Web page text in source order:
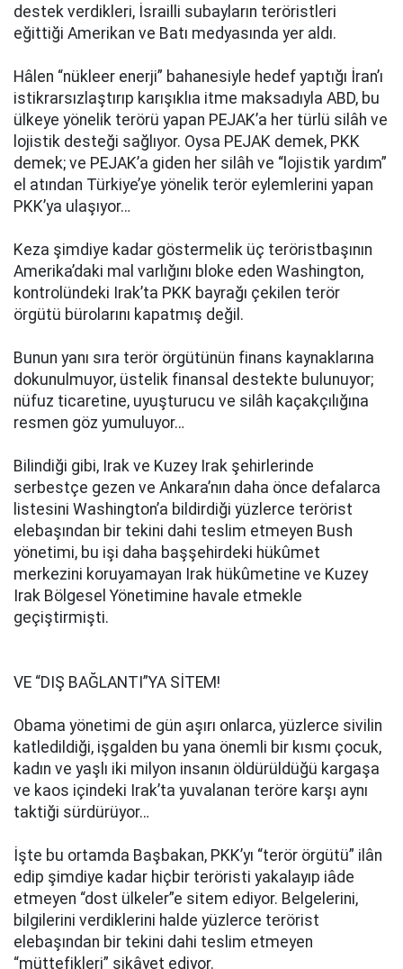
destek verdikleri, İsrailli subayların teröristleri
eğittiği Amerikan ve Batı medyasında yer aldı.
Hâlen “nükleer enerji” bahanesiyle hedef yaptığı İran’ı
istikrarsızlaştırıp karışıklıa itme maksadıyla ABD, bu
ülkeye yönelik terörü yapan PEJAK’a her türlü silâh ve
lojistik desteği sağlıyor. Oysa PEJAK demek, PKK
demek; ve PEJAK’a giden her silâh ve “lojistik yardım”
el atından Türkiye’ye yönelik terör eylemlerini yapan
PKK’ya ulaşıyor…
Keza şimdiye kadar göstermelik üç teröristbaşının
Amerika’daki mal varlığını bloke eden Washington,
kontrolündeki Irak’ta PKK bayrağı çekilen terör
örgütü bürolarını kapatmış değil.
Bunun yanı sıra terör örgütünün finans kaynaklarına
dokunulmuyor, üstelik finansal destekte bulunuyor;
nüfuz ticaretine, uyuşturucu ve silâh kaçakçılığına
resmen göz yumuluyor…
Bilindiği gibi, Irak ve Kuzey Irak şehirlerinde
serbestçe gezen ve Ankara’nın daha önce defalarca
listesini Washington’a bildirdiği yüzlerce terörist
elebaşından bir tekini dahi teslim etmeyen Bush
yönetimi, bu işi daha başşehirdeki hükûmet
merkezini koruyamayan Irak hükûmetine ve Kuzey
Irak Bölgesel Yönetimine havale etmekle
geçiştirmişti.
VE “DIŞ BAĞLANTI”YA SİTEM!
Obama yönetimi de gün aşırı onlarca, yüzlerce sivilin
katledildiği, işgalden bu yana önemli bir kısmı çocuk,
kadın ve yaşlı iki milyon insanın öldürüldüğü kargaşa
ve kaos içindeki Irak’ta yuvalanan teröre karşı aynı
taktiği sürdürüyor…
İşte bu ortamda Başbakan, PKK’yı “terör örgütü” ilân
edip şimdiye kadar hiçbir teröristi yakalayıp iâde
etmeyen “dost ülkeler”e sitem ediyor. Belgelerini,
bilgilerini verdiklerini halde yüzlerce terörist
elebaşından bir tekini dahi teslim etmeyen
“müttefikleri” şikâyet ediyor.